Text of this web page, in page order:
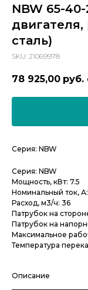
NBW 65-
сталь)
SKU: 21069978
78 925,00
Серия: NBW
Серия: NBW
Мощность, кВт: 7.5
Номинальный ток, А:
Расход, м3/ч: 36
Патрубок на
Патрубок на
Максимальное
Температура
Описание